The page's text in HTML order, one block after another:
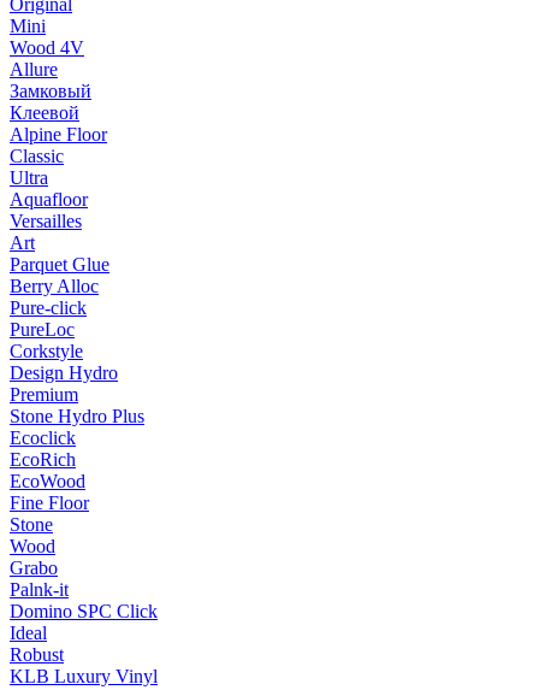
Original
Mini
Wood 4V
Allure
Замковый
Клеевой
Alpine Floor
Classic
Ultra
Aquafloor
Versailles
Art
Parquet Glue
Berry Alloc
Pure-click
PureLoc
Corkstyle
Design Hydro
Premium
Stone Hydro Plus
Ecoclick
EcoRich
EcoWood
Fine Floor
Stone
Wood
Grabo
Palnk-it
Domino SPC Click
Ideal
Robust
KLB Luxury Vinyl